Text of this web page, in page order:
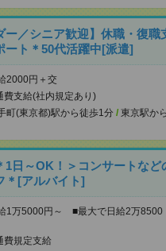
ー／シニア歓迎】休職・復職
ート＊50代活躍中[派遣]
2000円＋交
費支給(社内規定あり)
町(東京都)駅から徒歩1分 / 東京駅から
1日～OK！＞コンサートなど
＊[アルバイト]
1万5000円～ ■最大で日給2万8500
費規定支給